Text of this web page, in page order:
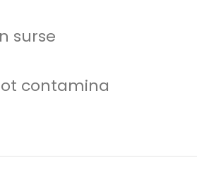
surse
contamina